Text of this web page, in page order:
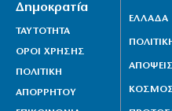
Δημοκρατία
ΤΑΥΤΟΤΗΤΑ
ΟΡΟΙ ΧΡΗΣΗΣ
ΠΟΛΙΤΙΚΗ
ΑΠΟΡΡΗΤΟΥ
ΕΛΛΑΔΑ
ΑΠΟΨΕΙΣ